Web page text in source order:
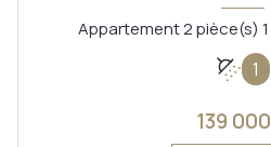
1
139